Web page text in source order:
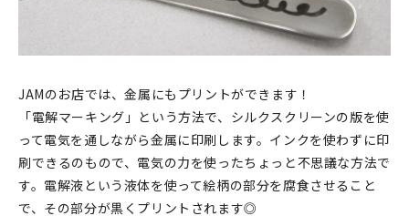
本
文房具
雑貨
はんこ
JAMのお店では、金属にもプリントができます！
「電解マーキング」という方法で、シルクスクリーンの版を使
って電気を通しながら金属に印刷します。インクを使わずに印
刷できるのもので、電気の力を使ったちょっと不思議な方法で
す。電解液という液体を使って絵柄の部分を腐食させること
で、その部分が黒くプリントされます◎